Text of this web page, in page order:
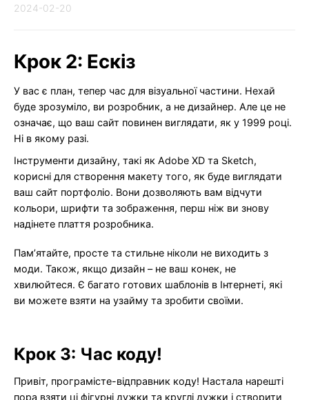
2024-02-20
Крок 2: Ескіз
У вас є план, тепер час для візуальної частини. Нехай
буде зрозуміло, ви розробник, а не дизайнер. Але це не
означає, що ваш сайт повинен виглядати, як у 1999 році.
Ні в якому разі.
Інструменти дизайну, такі як Adobe XD та Sketch,
корисні для створення макету того, як буде виглядати
ваш сайт портфоліо. Вони дозволяють вам відчути
кольори, шрифти та зображення, перш ніж ви знову
надінете плаття розробника.
Пам’ятайте, просте та стильне ніколи не виходить з
моди. Також, якщо дизайн – не ваш конек, не
хвилюйтеся. Є багато готових шаблонів в Інтернеті, які
ви можете взяти на узайму та зробити своїми.
Крок 3: Час коду!
Привіт, програмісте-відправник коду! Настала нарешті
пора взяти ці фігурні дужки та круглі дужки і створити